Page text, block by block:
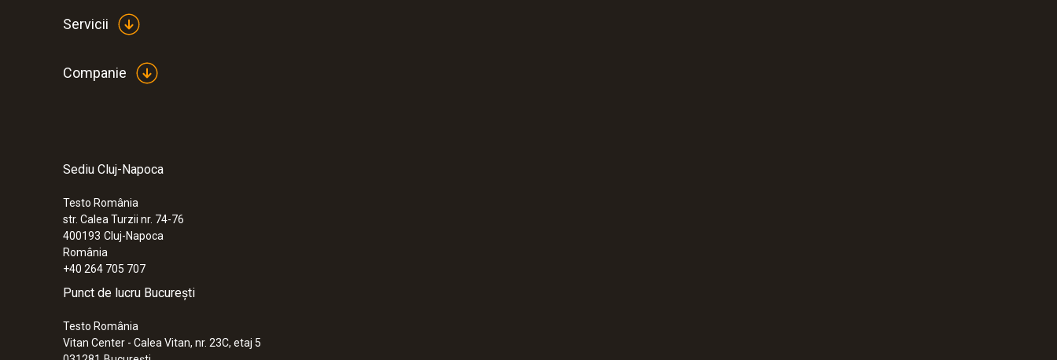
Servicii
Companie
Sediu Cluj-Napoca
Testo România
str. Calea Turzii nr. 74-76
400193 Cluj-Napoca
România
+40 264 705 707
Punct de lucru București
Testo România
Vitan Center - Calea Vitan, nr. 23C, etaj 5